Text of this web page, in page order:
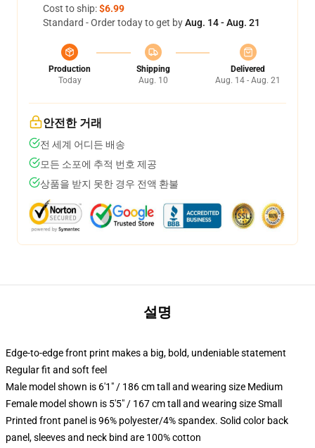
Cost to ship:$6.99
Standard - Order today to get byAug. 14 - Aug. 21
Production
Today
Shipping
Aug. 10
Delivered
Aug. 14 - Aug. 21
안전한 거래
전 세계 어디든 배송
모든 소포에 추적 번호 제공
상품을 받지 못한 경우 전액 환불
설명
Edge-to-edge front print makes a big, bold, undeniable statement
Regular fit and soft feel
Male model shown is 6'1" / 186 cm tall and wearing size Medium
Female model shown is 5'5" / 167 cm tall and wearing size Small
Printed front panel is 96% polyester/4% spandex. Solid color back
panel, sleeves and neck bind are 100% cotton